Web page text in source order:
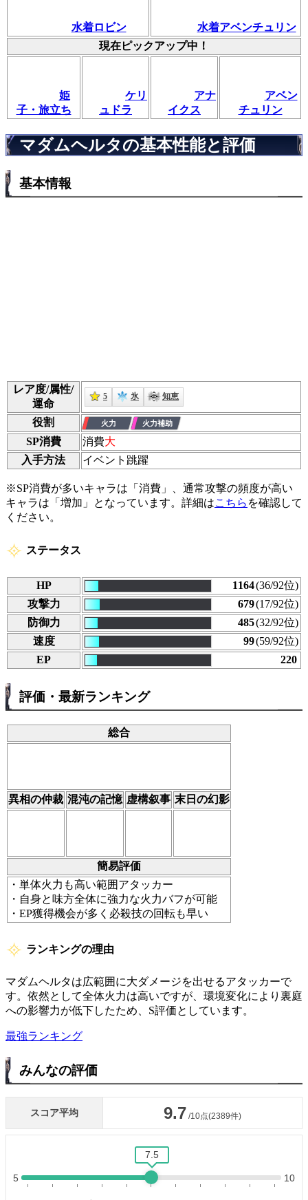
水着ロビン
水着アベンチュリン
現在ピックアップ中！
姫
子・旅立ち
ケリ
ュドラ
アナ
イクス
アベン
チュリン
マダムヘルタの基本性能と評価
基本情報
レア度/属性/
運命
5 氷 知恵
役割
SP消費
消費大
入手方法
イベント跳躍
※SP消費が多いキャラは「消費」、通常攻撃の頻度が高い
キャラは「増加」となっています。詳細はこちら を確認して
ください。
ステータス
HP 1164(36/92位)
攻撃力
679(17/92位)
防御力
485(32/92位)
速度
99(59/92位)
EP
220
評価・最新ランキング
総合
異相の仲裁 混沌の記憶 虚構叙事 末日の幻影
簡易評価
・単体火力も高い範囲アタッカー
・自身と味方全体に強力な火力バフが可能
・EP獲得機会が多く必殺技の回転も早い
ランキングの理由
マダムヘルタは広範囲に大ダメージを出せるアタッカーで
す。依然として全体火力は高いですが、環境変化により裏庭
への影響力が低下したため、S評価としています。
最強ランキング
みんなの評価